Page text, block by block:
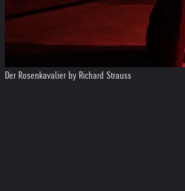
Der Rosenkavalier by Richard Strauss